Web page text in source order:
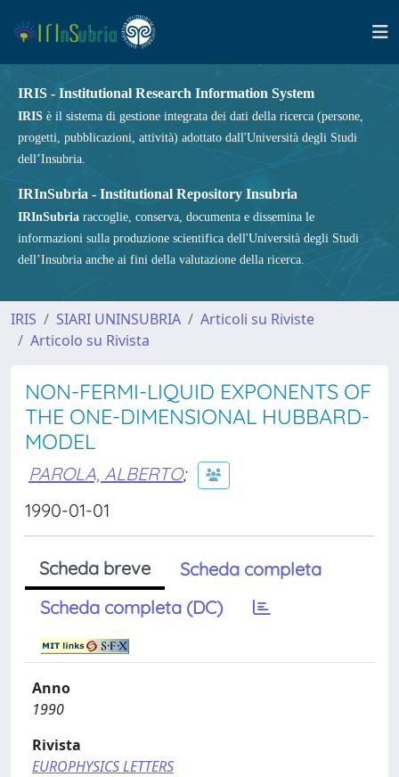
IRIS - Institutional Research Information System
IRIS è il sistema di gestione integrata dei dati della ricerca (persone,
progetti, pubblicazioni, attività) adottato dall'Università degli Studi
dell’Insubria.
IRInSubria - Institutional Repository Insubria
IRInSubria raccoglie, conserva, documenta e dissemina le
informazioni sulla produzione scientifica dell'Università degli Studi
dell’Insubria anche ai fini della valutazione della ricerca.
IRIS SIARI UNINSUBRIA
Articoli su Riviste
Articolo su Rivista
NON-FERMI-LIQUID EXPONENTS OF
THE ONE-DIMENSIONAL HUBBARD-
MODEL
PAROLA, ALBERTO;
1990-01-01
Scheda breve
Scheda completa
Scheda completa (DC)
Anno
1990
Rivista
EUROPHYSICS LETTERS